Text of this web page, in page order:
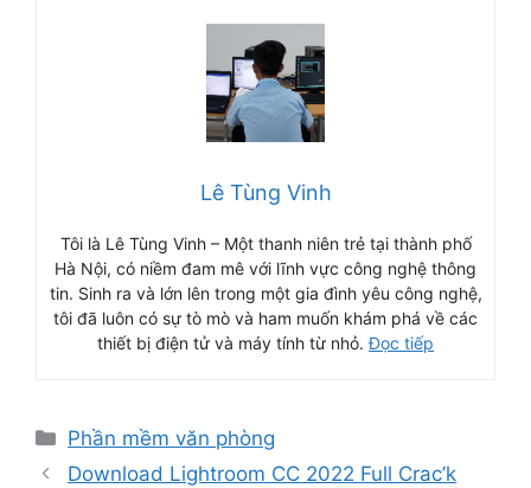
Lê Tùng Vinh
Tôi là Lê Tùng Vinh – Một thanh niên trẻ tại thành phố
Hà Nội, có niềm đam mê với lĩnh vực công nghệ thông
tin. Sinh ra và lớn lên trong một gia đình yêu công nghệ,
tôi đã luôn có sự tò mò và ham muốn khám phá về các
thiết bị điện tử và máy tính từ nhỏ.Đọc tiếp
Danh
mục
Phần mềm văn phòng
Download Lightroom CC 2022 Full Crac’k